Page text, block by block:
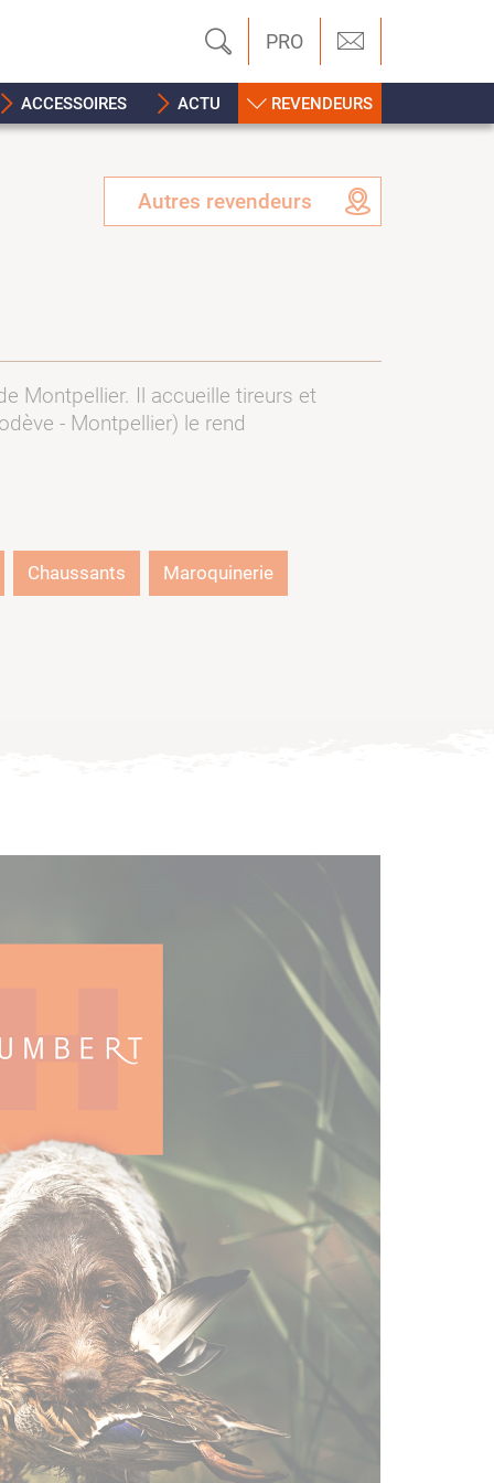
PRO
ACCESSOIRES ACTU REVENDEURS
Autres revendeurs
Montpellier. Il accueille tireurs et
- Montpellier) le rend
Chaussants Maroquinerie